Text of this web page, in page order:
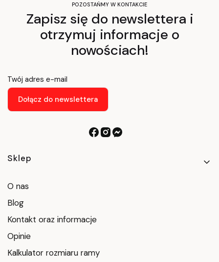
POZOSTAŃMY W KONTAKCIE
Zapisz się do newslettera i
otrzymuj informacje o
nowościach!
Twój adres e-mail
Dołącz do newslettera
Linki w stopce
Sklep
O nas
Blog
Kontakt oraz informacje
Opinie
Kalkulator rozmiaru ramy